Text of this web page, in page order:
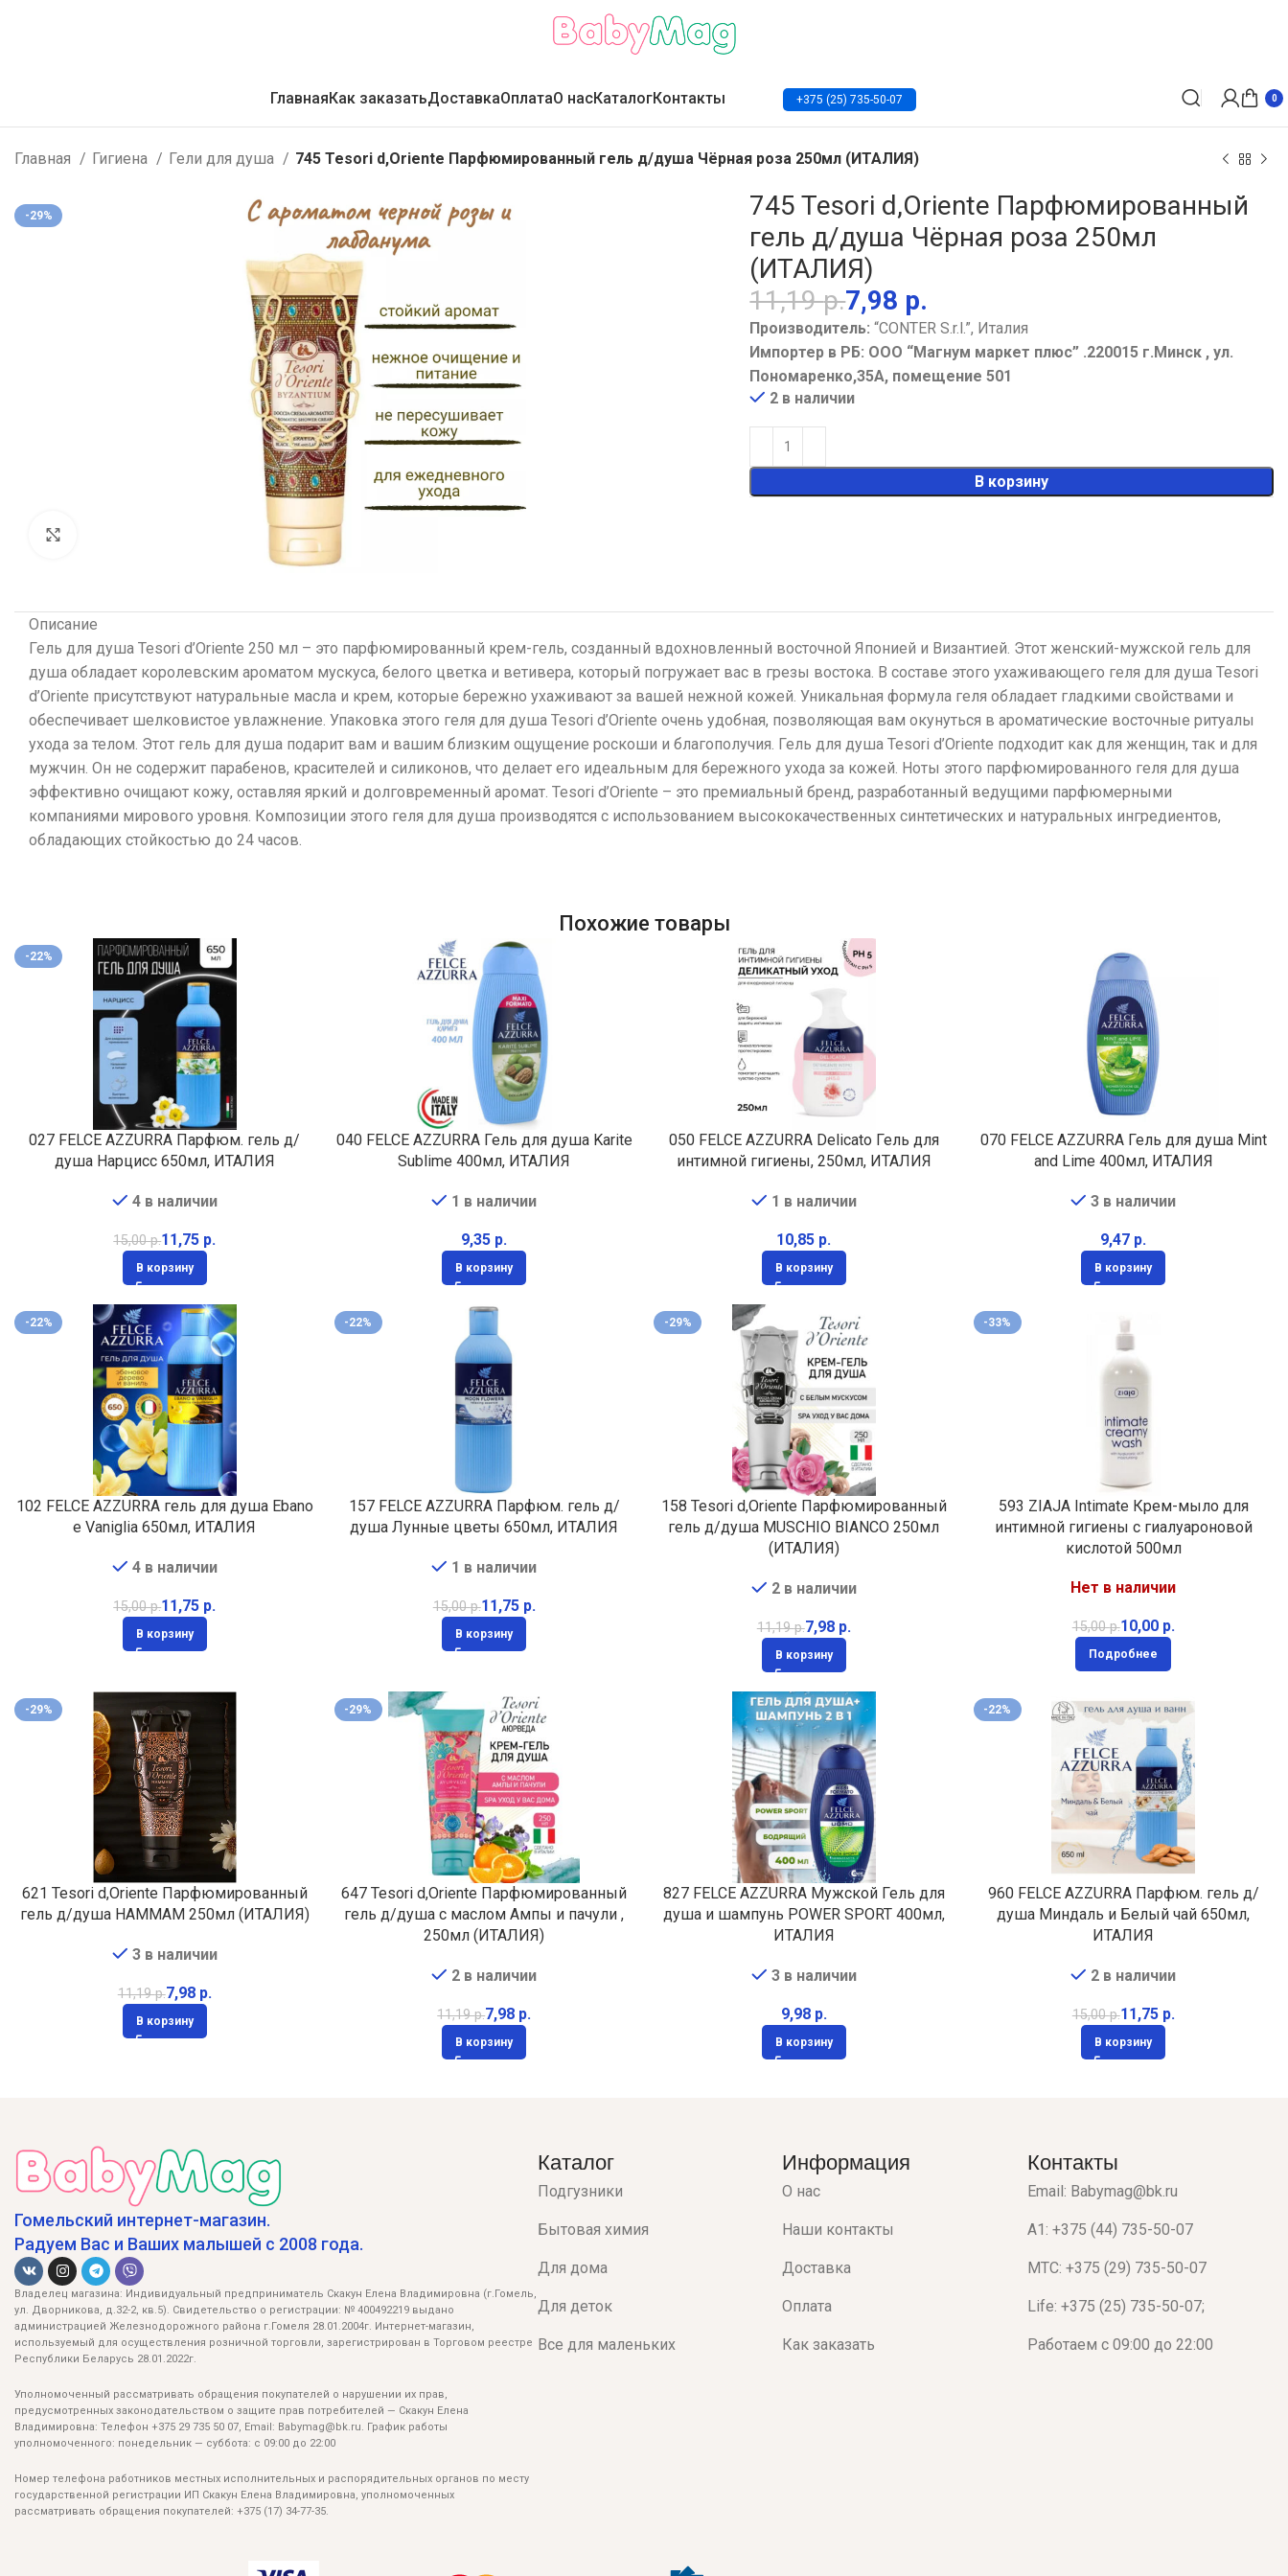
ГлавнаяКак заказатьДоставкаОплатаО насКаталогКонтакты +375 (25) 735-50-07 0
Главная Гигиена Гели для душа 745 Tesori d,Oriente Парфюмированный гель д/душа Чёрная роза 250мл (ИТАЛИЯ)
-29%
745 Tesori d,Oriente Парфюмированный
гель д/душа Чёрная роза 250мл
(ИТАЛИЯ)
11,19р.7,98 р.
Производитель: “CONTER S.r.l.”, Италия
Импортер в РБ: ООО “Магнум маркет плюс” .220015 г.Минск , ул.
Пономаренко,35А, помещение 501
2 в наличии
В корзину
Описание
Гель для душа Tesori d’Oriente 250 мл – это парфюмированный крем-гель, созданный вдохновленный восточной Японией и Византией. Этот женский-мужской гель для
душа обладает королевским ароматом мускуса, белого цветка и ветивера, который погружает вас в грезы востока. В составе этого ухаживающего геля для душа Tesori
d’Oriente присутствуют натуральные масла и крем, которые бережно ухаживают за вашей нежной кожей. Уникальная формула геля обладает гладкими свойствами и
обеспечивает шелковистое увлажнение. Упаковка этого геля для душа Tesori d’Oriente очень удобная, позволяющая вам окунуться в ароматические восточные ритуалы
ухода за телом. Этот гель для душа подарит вам и вашим близким ощущение роскоши и благополучия. Гель для душа Tesori d’Oriente подходит как для женщин, так и для
мужчин. Он не содержит парабенов, красителей и силиконов, что делает его идеальным для бережного ухода за кожей. Ноты этого парфюмированного геля для душа
эффективно очищают кожу, оставляя яркий и долговременный аромат. Tesori d’Oriente – это премиальный бренд, разработанный ведущими парфюмерными
компаниями мирового уровня. Композиции этого геля для душа производятся с использованием высококачественных синтетических и натуральных ингредиентов,
обладающих стойкостью до 24 часов.
Похожие товары
-22%
027 FELCE AZZURRA Парфюм. гель д/
душа Нарцисс 650мл, ИТАЛИЯ
4 в наличии
15,00р.11,75 р.
В корзину
040 FELCE AZZURRA Гель для душа Karite
Sublime 400мл, ИТАЛИЯ
1 в наличии
р.
В корзину
050 FELCE AZZURRA Delicato Гель для
интимной гигиены, 250мл, ИТАЛИЯ
1 в наличии
р.
В корзину
070 FELCE AZZURRA Гель для душа Mint
and Lime 400мл, ИТАЛИЯ
3 в наличии
р.
В корзину
-22%
102 FELCE AZZURRA гель для душа Ebano
e Vaniglia 650мл, ИТАЛИЯ
4 в наличии
15,00р.11,75 р.
В корзину
-22%
157 FELCE AZZURRA Парфюм. гель д/
душа Лунные цветы 650мл, ИТАЛИЯ
1 в наличии
15,00р.11,75 р.
В корзину
-29%
158 Tesori d,Oriente Парфюмированный
гель д/душа MUSCHIO BIANCO 250мл
(ИТАЛИЯ)
2 в наличии
11,19р.7,98 р.
В корзину
-33%
593 ZIAJA Intimate Крем-мыло для
интимной гигиены с гиалуароновой
кислотой 500мл
Нет в наличии
15,00р.10,00 р.
Подробнее
-29%
621 Tesori d,Oriente Парфюмированный
гель д/душа HAMMAM 250мл (ИТАЛИЯ)
3 в наличии
11,19р.7,98 р.
В корзину
-29%
647 Tesori d,Oriente Парфюмированный
гель д/душа с маслом Ампы и пачули ,
250мл (ИТАЛИЯ)
2 в наличии
11,19р.7,98 р.
В корзину
827 FELCE AZZURRA Мужской Гель для
душа и шампунь POWER SPORT 400мл,
ИТАЛИЯ
3 в наличии
р.
В корзину
-22%
960 FELCE AZZURRA Парфюм. гель д/
душа Миндаль и Белый чай 650мл,
ИТАЛИЯ
2 в наличии
15,00р.11,75 р.
В корзину
Гомельский интернет-магазин.
Радуем Вас и Ваших малышей с 2008 года.
Владелец магазина: Индивидуальный предприниматель Скакун Елена Владимировна (г.Гомель,
ул. Дворникова, д.32-2, кв.5). Свидетельство о регистрации: № 400492219 выдано
администрацией Железнодорожного района г.Гомеля 28.01.2004г. Интернет-магазин,
используемый для осуществления розничной торговли, зарегистрирован в Торговом реестре
Республики Беларусь 28.01.2022г.
Уполномоченный рассматривать обращения покупателей о нарушении их прав,
предусмотренных законодательством о защите прав потребителей — Скакун Елена
Владимировна: Телефон +375 29 735 50 07, Email: Babymag@bk.ru. График работы
уполномоченного: понедельник — суббота: с 09:00 до 22:00
Номер телефона работников местных исполнительных и распорядительных органов по месту
государственной регистрации ИП Скакун Елена Владимировна, уполномоченных
рассматривать обращения покупателей: +375 (17) 34-77-35.
Каталог
Подгузники
Бытовая химия
Для дома
Для деток
Все для маленьких
Информация
О нас
Наши контакты
Доставка
Оплата
Как заказать
Контакты
Email: Babymag@bk.ru
A1: +375 (44) 735-50-07
МТС: +375 (29) 735-50-07
Life: +375 (25) 735-50-07;
Работаем с 09:00 до 22:00